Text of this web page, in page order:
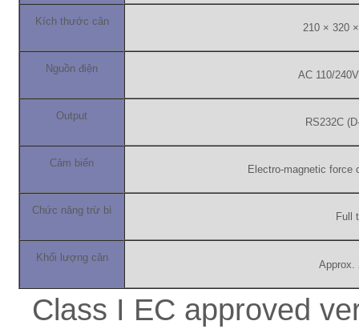
Kích thước cân
210 × 320
Nguồn điện
AC 110/
Output
RS232C
Cảm biến
Electro-magnetic force
Chức năng trừ bì
Full
Khối lượng cân
Approx.
Class I EC approved